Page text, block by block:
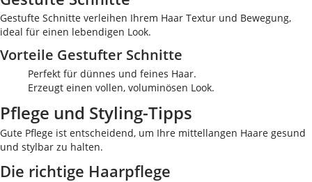
Gestufte Schnitte verleihen Ihrem Haar Textur und Bewegung,
ideal für einen lebendigen Look.
Vorteile Gestufter Schnitte
Perfekt für dünnes und feines Haar.
Erzeugt einen vollen, voluminösen Look.
Pflege und Styling-Tipps
Gute Pflege ist entscheidend, um Ihre mittellangen Haare gesund
und stylbar zu halten.
Die richtige Haarpflege